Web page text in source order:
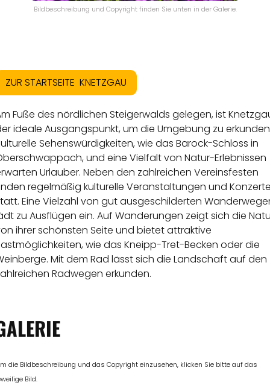
Bildbeschreibung und Copyright finden Sie unten in der Galerie.
ZUR STARTSEITE KNETZGAU
Fuße des nördlichen Steigerwalds gelegen, ist
ideale Ausgangspunkt, um die Umgebung zu
Sehenswürdigkeiten, wie das Barock-Schloss in
und eine Vielfalt von Natur-Erlebnissen
Urlauber. Neben den zahlreichen Vereinsfesten
regelmäßig kulturelle Veranstaltungen und
Eine Vielzahl von gut ausgeschilderten
zu Ausflügen ein. Auf Wanderungen zeigt sich die
ihrer schönsten Seite und bietet attraktive
wie das Kneipp-Tret-Becken oder die
Mit dem Rad lässt sich die Landschaft auf den
Radwegen erkunden.
die Bildbeschreibung und das Copyright einzusehen, klicken Sie bitte auf das
Bild.